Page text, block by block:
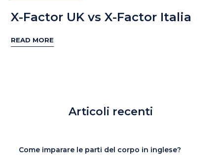
X-Factor UK vs X-Factor Italia
READ MORE
Articoli recenti
Come imparare le parti del corpo in inglese?